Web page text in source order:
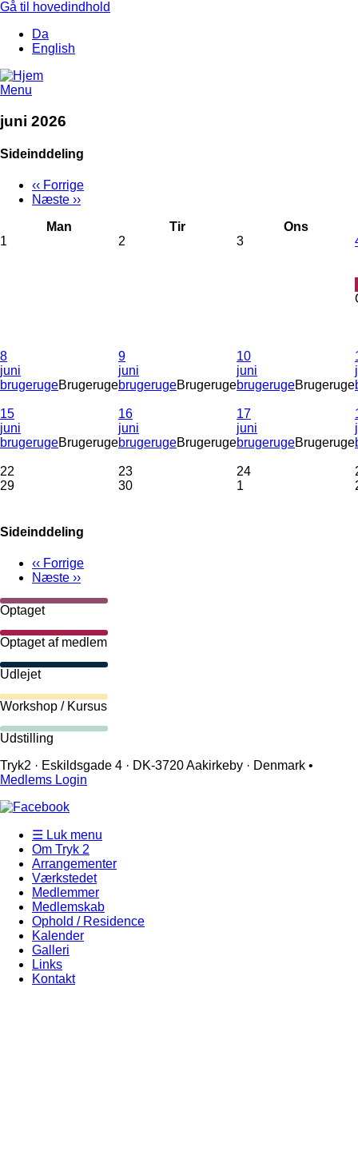
Gå til hovedindhold
Da
English
Menu
juni 2026
Sideinddeling
‹‹ Forrige
Næste ››
Man
Tir
Ons
1
2 3
8 9 10
juni
brugerugeBrugeruge
juni
brugerugeBrugeruge
juni
brugerugeBrugeruge
15 16 17
juni
brugerugeBrugeruge
juni
brugerugeBrugeruge
juni
brugerugeBrugeruge
22 23 24
29
30 1
Sideinddeling
‹‹ Forrige
Næste ››
Optaget
Optaget af medlem
Udlejet
Workshop / Kursus
Udstilling
Tryk2 · Eskildsgade 4 ­· DK-3720 Aakirkeby · Denmark •
Medlems Login
☰ Luk menu
Om Tryk 2
Arrangementer
Værkstedet
Medlemmer
Medlemskab
Ophold / Residence
Kalender
Galleri
Links
Kontakt